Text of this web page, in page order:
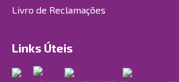
Livro de Reclamações
Links Úteis